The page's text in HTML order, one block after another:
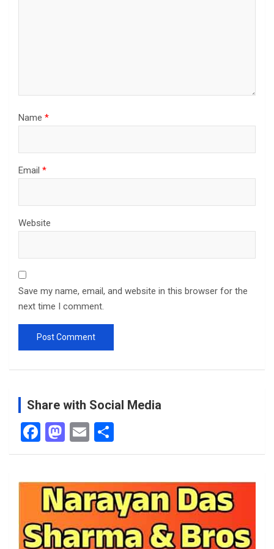
Name *
Email *
Website
Save my name, email, and website in this browser for the
next time I comment.
Share with Social Media
F
a
b
o
o
M
a
o
d
o
E
m h
e